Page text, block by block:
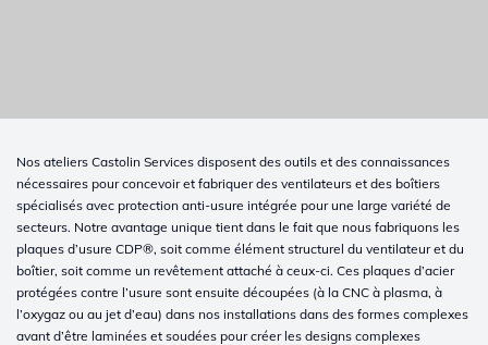
Nos ateliers Castolin Services disposent des outils et des connaissances
nécessaires pour concevoir et fabriquer des ventilateurs et des boîtiers
spécialisés avec protection anti-usure intégrée pour une large variété de
secteurs. Notre avantage unique tient dans le fait que nous fabriquons les
plaques d’usure CDP®, soit comme élément structurel du ventilateur et du
boîtier, soit comme un revêtement attaché à ceux-ci. Ces plaques d’acier
protégées contre l’usure sont ensuite découpées (à la CNC à plasma, à
l’oxygaz ou au jet d’eau) dans nos installations dans des formes complexes
avant d’être laminées et soudées pour créer les designs complexes